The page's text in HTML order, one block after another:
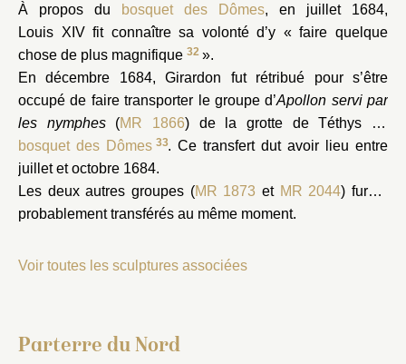
À propos du
bosquet des Dômes, en juillet 1684,
Louis XIV fit connaître sa volonté d’y « faire quelque
chose de plus magnifique 32».
En décembre 1684, Girardon fut rétribué pour s’être
occupé de faire transporter le groupe d’Apollon servi par
les nymphes(MR 1866) de la grotte de Téthys au
bosquet des Dômes 33. Ce transfert dut avoir lieu entre
juillet et octobre 1684.
Les deux autres groupes (MR 1873 et MR 2044) furent
probablement transférés au même moment.
Voir toutes les sculptures associées
Parterre du Nord